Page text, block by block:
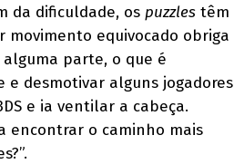
da dificuldade, os puzzles têm
movimento equivocado obriga
parte, o que é
desmotivar alguns jogadores
e ia ventilar a cabeça.
encontrar o caminho mais